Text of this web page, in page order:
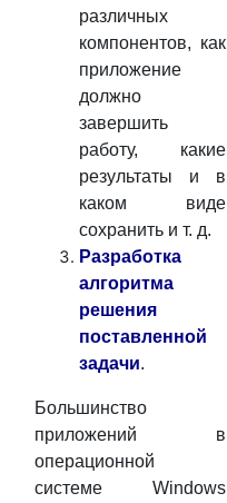
различных
компонентов, как
приложение
должно
завершить
работу, какие
результаты и в
каком виде
сохранить и т. д.
Разработка
алгоритма
решения
поставленной
задачи.
Большинство
приложений в
операционной
системе Windows